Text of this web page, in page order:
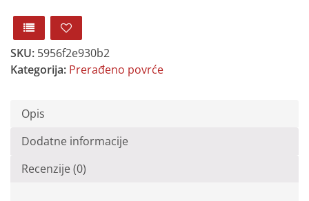
SKU: 5956f2e930b2
Kategorija: Prerađeno povrće
Opis
Dodatne informacije
Recenzije (0)